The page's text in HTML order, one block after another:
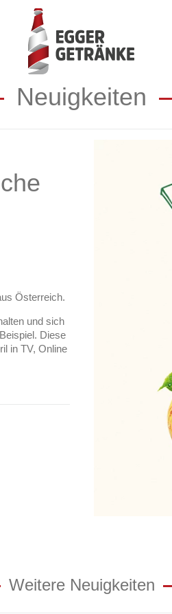
Neuigkeiten
Österreich.
und sich
Diese
in TV, Online
Weitere Neuigkeiten